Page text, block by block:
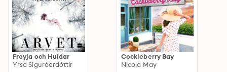
Freyja och Huldar
Yrsa Sigurðardóttir
Cockleberry Bay
Nicola May